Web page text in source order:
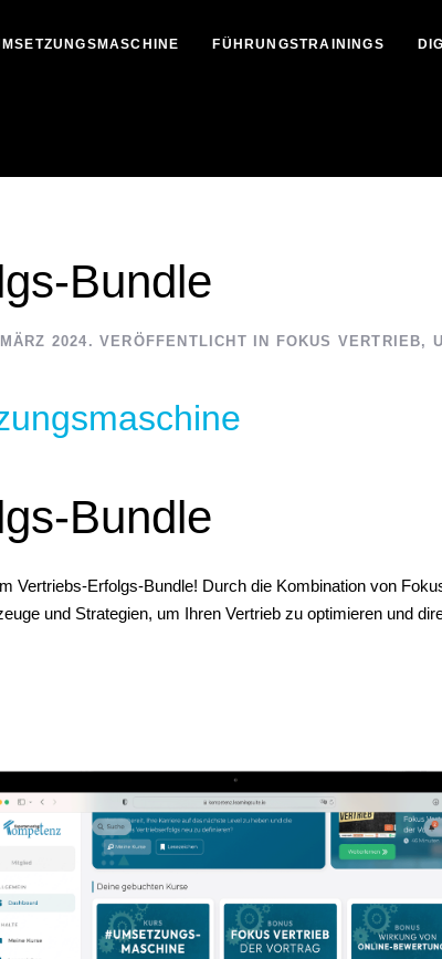
FÜHRUNGSTRAININGS
Bundle
2024 . VERÖFFENTLICHT IN FOKUS VERTRIEB,
Bundle
Vertriebs-Erfolgs-Bundle! Durch die Kombination von
und Strategien, um Ihren Vertrieb zu optimieren und